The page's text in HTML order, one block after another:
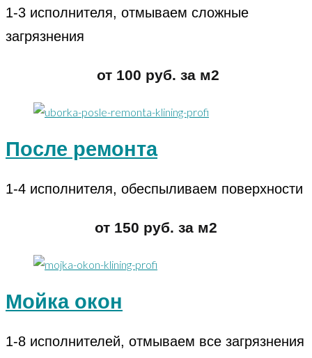
1-3 исполнителя, отмываем сложные
загрязнения
от 100 руб. за м2
После ремонта
1-4 исполнителя, обеспыливаем поверхности
от 150 руб. за м2
Мойка окон
1-8 исполнителей, отмываем все загрязнения